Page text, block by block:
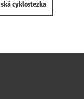
cyklostezka